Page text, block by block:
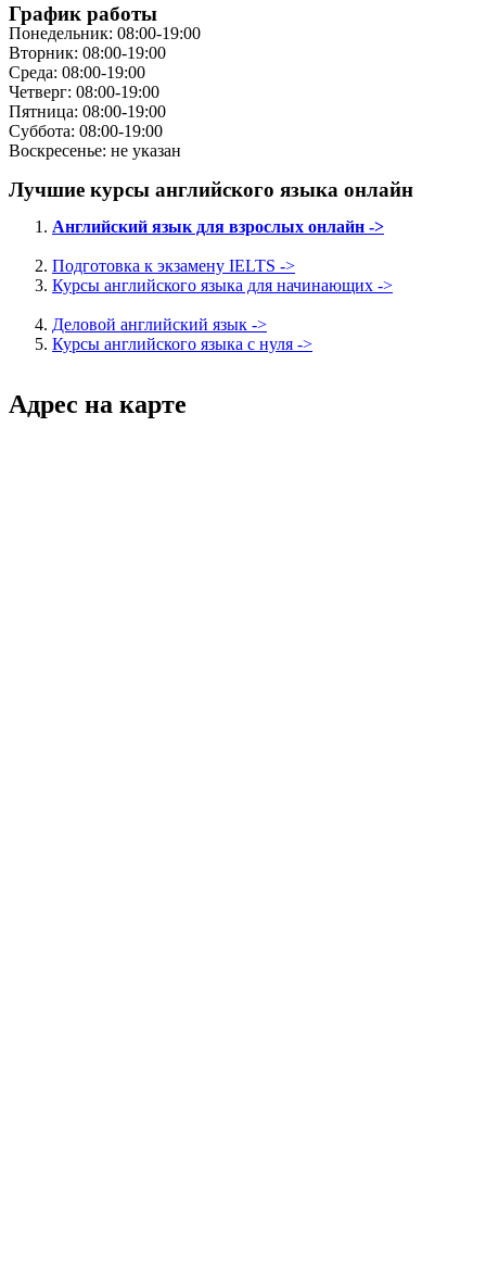
График работы
Понедельник: 08:00-19:00
Вторник: 08:00-19:00
Среда: 08:00-19:00
Четверг: 08:00-19:00
Пятница: 08:00-19:00
Суббота: 08:00-19:00
Воскресенье: не указан
Лучшие курсы английского языка онлайн
Английский язык для взрослых онлайн ->
Подготовка к экзамену IELTS ->
Курсы английского языка для начинающих ->
Деловой английский язык ->
Курсы английского языка с нуля ->
Адрес на карте